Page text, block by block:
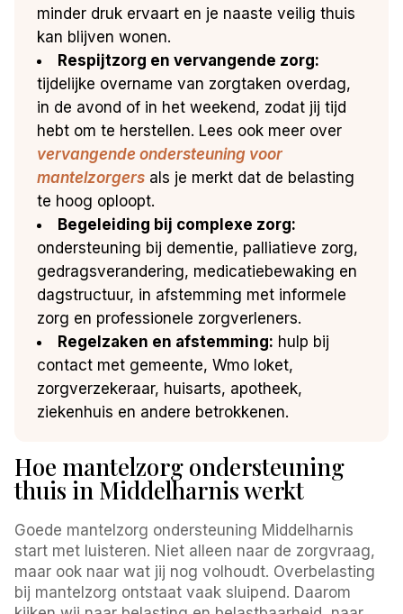
minder druk ervaart en je naaste veilig thuis
kan blijven wonen.
Respijtzorg en vervangende zorg:
tijdelijke overname van zorgtaken overdag,
in de avond of in het weekend, zodat jij tijd
hebt om te herstellen. Lees ook meer over
vervangende ondersteuning voor
mantelzorgers als je merkt dat de belasting
te hoog oploopt.
Begeleiding bij complexe zorg:
ondersteuning bij dementie, palliatieve zorg,
gedragsverandering, medicatiebewaking en
dagstructuur, in afstemming met informele
zorg en professionele zorgverleners.
Regelzaken en afstemming: hulp bij
contact met gemeente, Wmo loket,
zorgverzekeraar, huisarts, apotheek,
ziekenhuis en andere betrokkenen.
Hoe mantelzorg ondersteuning
thuis in Middelharnis werkt
Goede mantelzorg ondersteuning Middelharnis
start met luisteren. Niet alleen naar de zorgvraag,
maar ook naar wat jij nog volhoudt. Overbelasting
bij mantelzorg ontstaat vaak sluipend. Daarom